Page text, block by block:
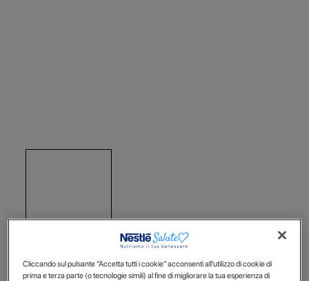
Cliccando sul pulsante "Accetta tutti i cookie" acconsenti all'utilizzo di cookie di
prima e terza parte (o tecnologie simili) al fine di migliorare la tua esperienza di